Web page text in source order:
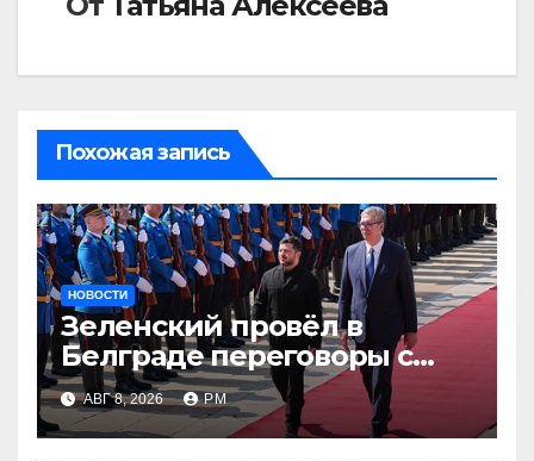
Похожая запись
НОВОСТИ
Зеленский провёл в
Белграде переговоры с
Вучичем
АВГ 8, 2026 РМ